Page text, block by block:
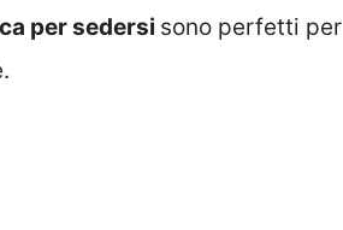
per sedersi sono perfetti per